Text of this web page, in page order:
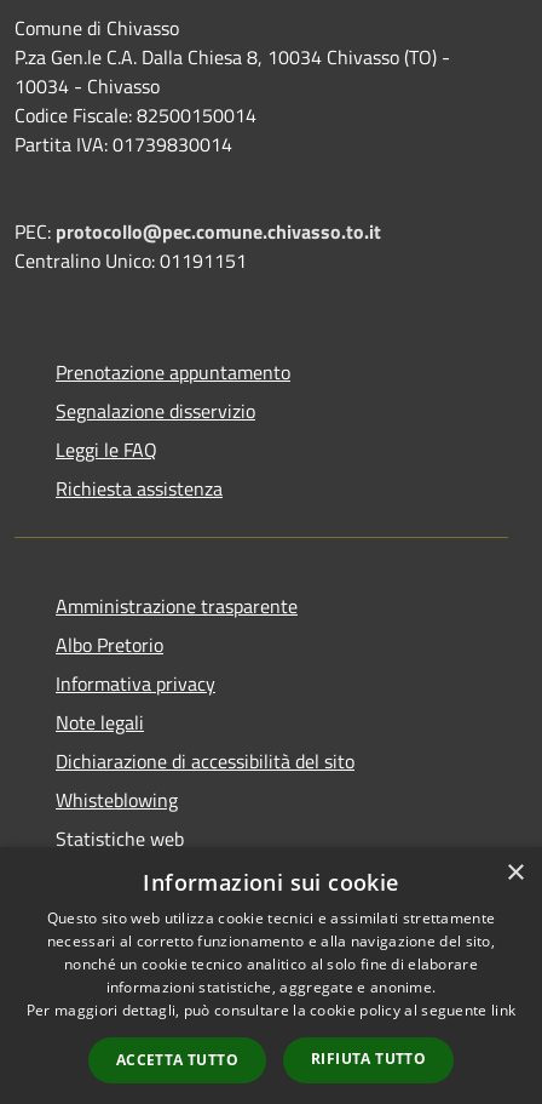
Comune di Chivasso
P.za Gen.le C.A. Dalla Chiesa 8, 10034 Chivasso (TO) -
10034 - Chivasso
Codice Fiscale: 82500150014
Partita IVA: 01739830014
PEC: protocollo@pec.comune.chivasso.to.it
Centralino Unico: 01191151
Prenotazione appuntamento
Segnalazione disservizio
Leggi le FAQ
Richiesta assistenza
Amministrazione trasparente
Albo Pretorio
Informativa privacy
Note legali
Dichiarazione di accessibilità del sito
Whisteblowing
Statistiche web
Segnalazioni di non conformità
RSS
Accessibility
Copyright © 2026 • Town of •
Municipium
Admin access
×
Informazioni sui cookie
Questo sito web utilizza cookie tecnici e assimilati strettamente
necessari al corretto funzionamento e alla navigazione del sito,
nonché un cookie tecnico analitico al solo fine di elaborare
informazioni statistiche, aggregate e anonime.
Per maggiori dettagli, può consultare la cookie policy al seguente link
ACCETTA TUTTO RIFIUTA TUTTO